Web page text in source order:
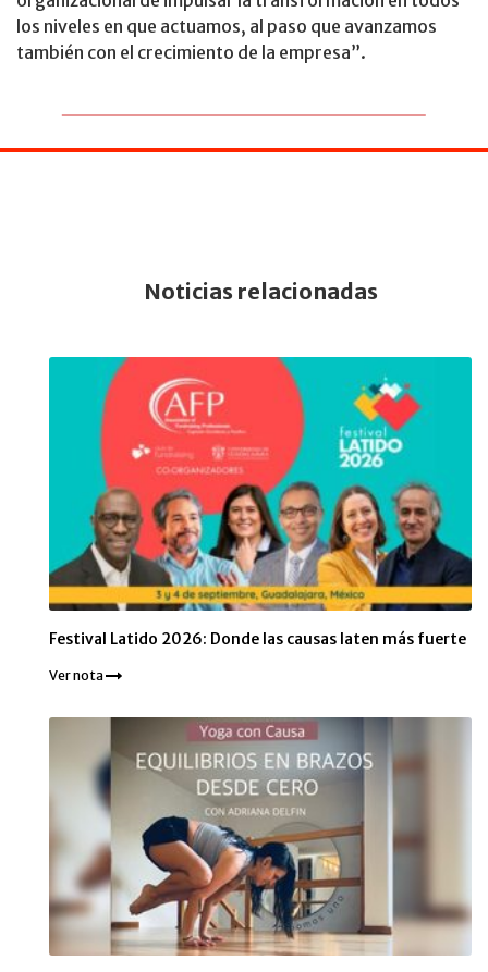
los niveles en que actuamos, al paso que avanzamos
también con el crecimiento de la empresa”.
Noticias relacionadas
Festival Latido 2026: Donde las causas laten más fuerte
Ver nota